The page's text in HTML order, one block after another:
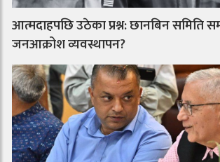
आत्मदाहपछि उठेका प्रश्न: छानबिन समिति
जनआक्रोश व्यवस्थापन?